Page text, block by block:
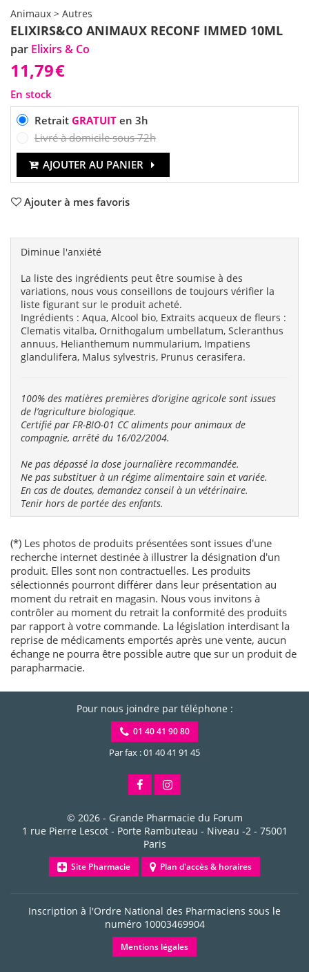
Animaux > Autres
ELIXIRS&CO ANIMAUX RECONF IMMED 10ML
par Elixirs & Co
11,79€
En stock
Retrait GRATUITen 3h
Livré à domicile sous 72h
AJOUTER AU PANIER
Ajouter à mes favoris
Diminue l'anxiété
La liste des ingrédients peut être soumise à des
variations, nous vous conseillons de toujours vérifier la
liste figurant sur le produit acheté.
Ingrédients : Aqua, Alcool bio, Extraits acqueux de fleurs :
Clematis vitalba, Ornithogalum umbellatum, Scleranthus
annuus, Helianthemum nummularium, Impatiens
glandulifera, Malus sylvestris, Prunus cerasifera.
100% des matières premières d’origine agricole sont issues
de l’agriculture biologique.
Certifié par FR-BIO-01 CC aliments pour animaux de
compagnie, arrêté du 16/02/2004.
Ne pas dépassé la dose journalière recommandée.
Ne pas substituer à un régime alimentaire sain et variée.
En cas de doutes, demandez conseil à un vétérinaire.
Tenir hors de portée des enfants.
(*) Les photos de produits présentées sont issues d'une
recherche internet destinée à illustrer la désignation d'un
produit. Elles sont non contractuelles. Les produits
sélectionnés pourront différer dans leur présentation au
moment du retrait en magasin. Nous vous invitons à
contrôler au moment du retrait la conformité des produits
par rapport à votre commande. La législation interdisant la
reprise de médicaments emportés après une vente, aucun
échange ne pourra être possible autre que sur un produit de
parapharmacie.
Pour nous joindre par téléphone :
01 40 41 90 80
Par fax : 01 40 41 91 45
© 2026 - Grande Pharmacie du Forum
1 rue Pierre Lescot - Porte Rambuteau - Niveau -2- 75001
Paris
Site Pharmacie Plan d'accès & horaires
Inscription à l'Ordre National des Pharmaciens sous le
numéro 10003469904
Mentions légales